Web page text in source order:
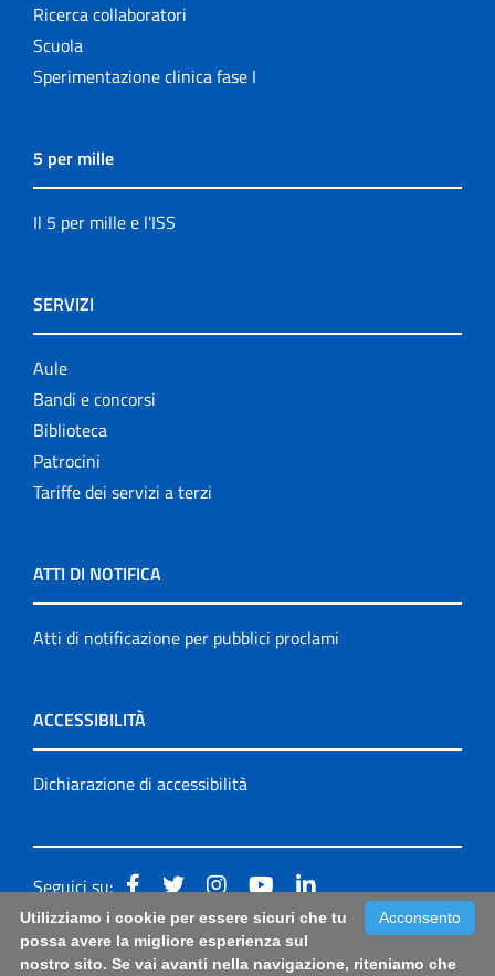
Ricerca collaboratori
Scuola
Sperimentazione clinica fase I
5 per mille
Il 5 per mille e l'ISS
SERVIZI
Aule
Bandi e concorsi
Biblioteca
Patrocini
Tariffe dei servizi a terzi
ATTI DI NOTIFICA
Atti di notificazione per pubblici proclami
ACCESSIBILITÀ
Dichiarazione di accessibilità
Seguici su:
Accessibilità: form di segnalazione di prima istanza per
questa pagina|Note Legali | Sitemap
Acconsento
Utilizziamo i cookie per essere sicuri che tu
possa avere la migliore esperienza sul
nostro sito. Se vai avanti nella navigazione, riteniamo che